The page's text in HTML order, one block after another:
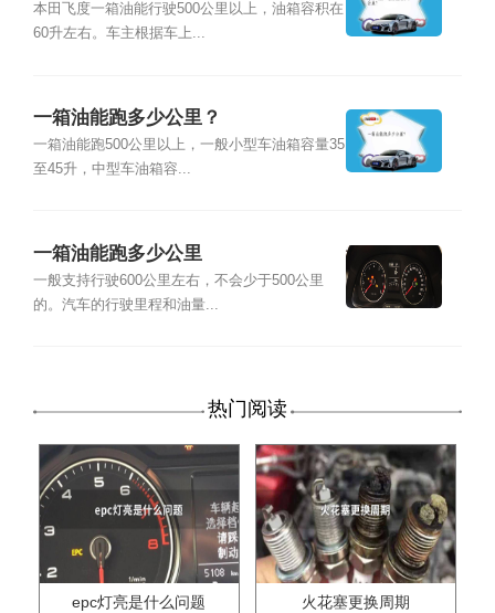
本田飞度一箱油能行驶500公里以上，油箱容积在
60升左右。车主根据车上...
一箱油能跑多少公里？
一箱油能跑500公里以上，一般小型车油箱容量35
至45升，中型车油箱容...
一箱油能跑多少公里
一般支持行驶600公里左右，不会少于500公里
的。汽车的行驶里程和油量...
热门阅读
epc灯亮是什么问题 火花塞更换周期